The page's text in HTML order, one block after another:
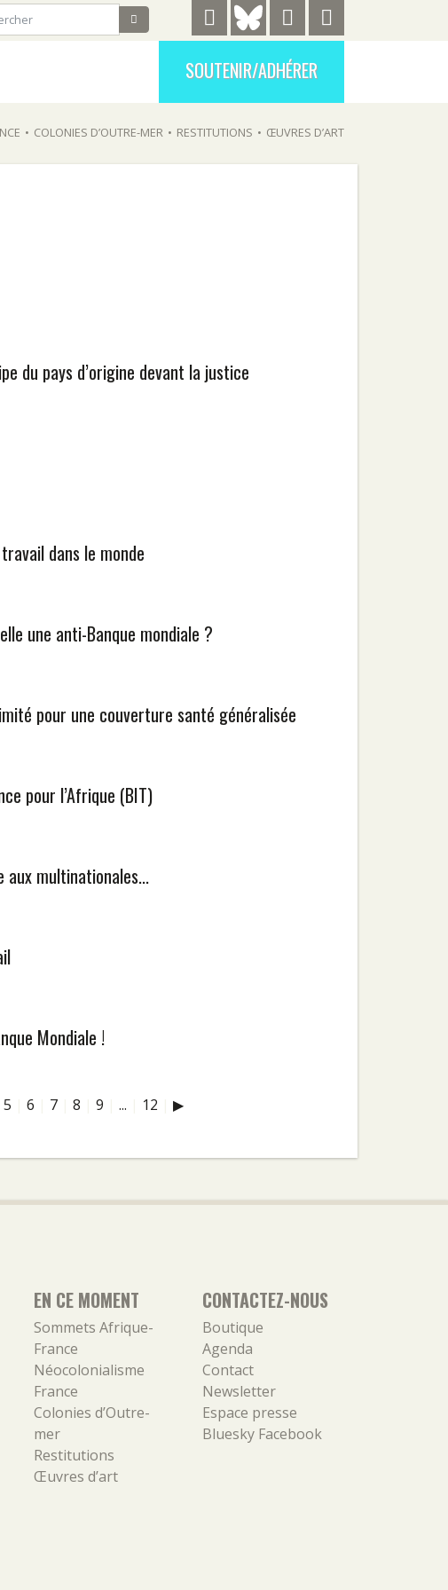
SOUTENIR/ADHÉRER
• COLONIES D’OUTRE-MER • RESTITUTIONS • ŒUVRES D’ART
du pays d’origine devant la justice
dans le monde
une anti-Banque mondiale ?
pour une couverture santé généralisée
pour l’Afrique (BIT)
aux multinationales...
Mondiale !
5 6 7 8 9 ... 12 ▶
EN CE MOMENT
Sommets Afrique-
France
Néocolonialisme
France
Colonies d’Outre-
mer
Restitutions
Œuvres d’art
CONTACTEZ-NOUS
Boutique
Agenda
Contact
Newsletter
Espace presse
Bluesky Facebook